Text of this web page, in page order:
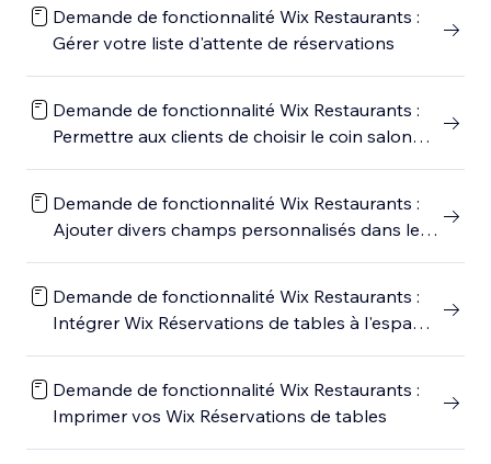
Demande de fonctionnalité Wix Restaurants :
Gérer votre liste d'attente de réservations
Demande de fonctionnalité Wix Restaurants :
Permettre aux clients de choisir le coin salon
Demande de fonctionnalité Wix Restaurants :
Ajouter divers champs personnalisés dans le
Demande de fonctionnalité Wix Restaurants :
Intégrer Wix Réservations de tables à l'espace
Demande de fonctionnalité Wix Restaurants :
Imprimer vos Wix Réservations de tables